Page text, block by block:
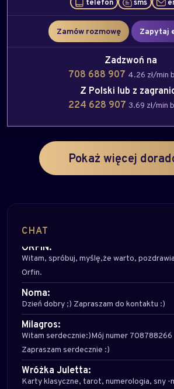
telefon sms
Zamów rozmowę Zapytaj
Zadzwoń na
708 688 907 4.26 zł/min
Z Polski lub z
224 628 907 3.69 zł/min
Pokaż więcej
CHAT
Wróżka Juletta:
Karty klasyczne, tarot, numerologia, sny -
Milagros:
Witam serdecznie:)Mój numer 708788266
Zapraszam serdecznie :)
Noma:
Dzień dobry ;) Zapraszam do kontaktu :)
ORFIN:
Witam, spróbuj, myślę,że warto,
Orfin.
Zapraszam! 708 708 142, pozdrawiam
Witam serdecznie:)Mój numer 708788266
Zapraszam serdecznie :)
Numerolog Rob:
Dzien dobry Letnia Promocja Na Pełny
Numerologiczny. Zamów go Wchodząc na
profil poprzez zakładkę e-mail